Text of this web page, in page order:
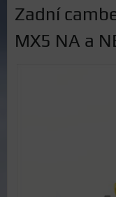
Zadní
MX5 NA a